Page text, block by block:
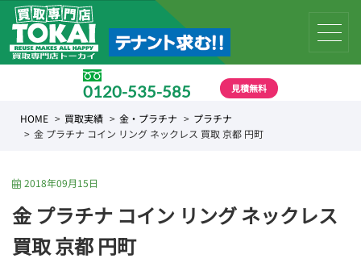
0120-535-585 見積無料
HOME 買取実績 金・プラチナ
プラチナ
金 プラチナ コイン リング ネックレス 買取 京都 円町
2018年09月15日
金 プラチナ コイン リング ネックレス
買取 京都 円町